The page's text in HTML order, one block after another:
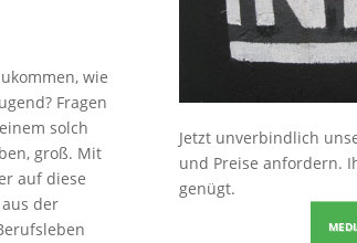
wie
Fragen
solch
groß. Mit
auf diese
der
Jetzt unverbindlich
und Preise anfordern.
genügt.